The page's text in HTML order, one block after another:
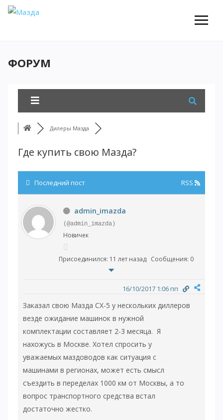
ФОРУМ
Дилеры Мазда
Где купить свою Мазда?
Последний пост RSS
admin_imazda
(@admin_imazda)
Новичек
Присоединился: 11 лет назад Сообщения: 0
16/10/2017 1:06 пп
Заказал свою Мазда CX-5 у нескольких диллеров
везде ожидание машинок в нужной
комплектации составляет 2-3 месяца. Я
нахожусь в Москве. Хотел спросить у
уважаемых маздоводов как ситуация с
машинами в регионах, может есть смысл
съездить в переделах 1000 км от Москвы, а то
вопрос транспортного средства встал
достаточно жестко.